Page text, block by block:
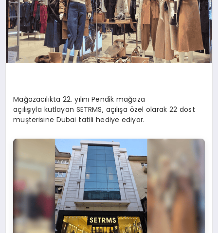
Mağazacılıkta 22. yılını Pendik mağaza
açılışıyla kutlayan SETRMS, açılışa özel olarak 22 dost
müşterisine Dubai tatili hediye ediyor.